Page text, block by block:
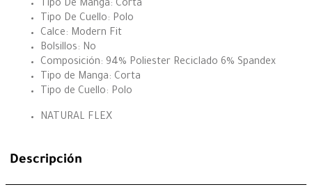
Tipo De Manga: Corta
Tipo De Cuello: Polo
Calce: Modern Fit
Bolsillos: No
Composición: 94% Poliester Reciclado 6% Spandex
Tipo de Manga: Corta
Tipo de Cuello: Polo
NATURAL FLEX
Descripción